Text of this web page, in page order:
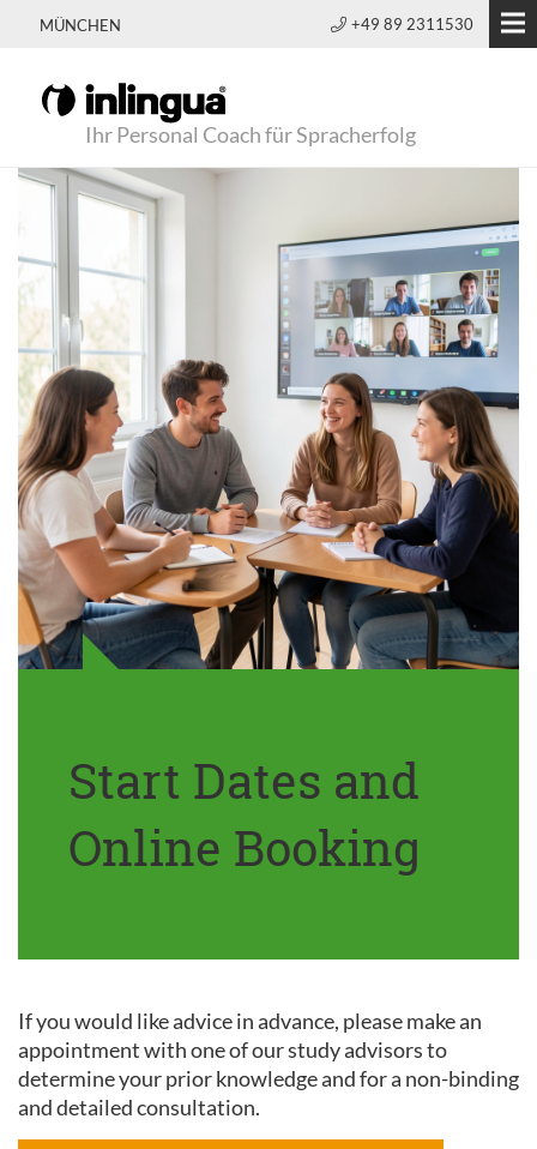
MÜNCHEN +49 89 2311530
Ihr Personal Coach für Spracherfolg
Start Dates and
Online Booking
If you would like advice in advance, please make an
appointment with one of our study advisors to
determine your prior knowledge and for a non-binding
and detailed consultation.